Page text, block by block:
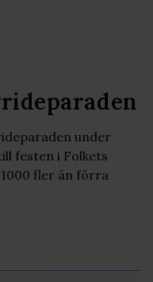
under
festen i Folkets
fler än förra